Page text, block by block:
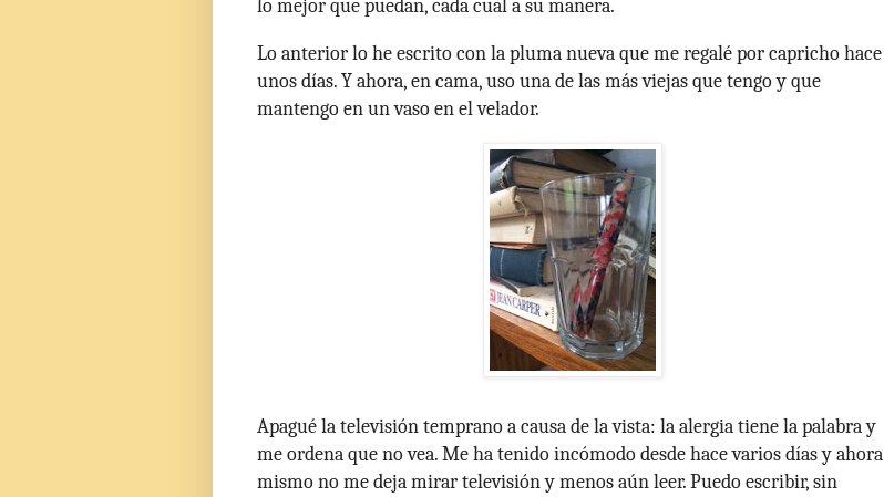
lo mejor que puedan, cada cual a su manera.
Lo anterior lo he escrito con la pluma nueva que me regalé por capricho hace
unos días. Y ahora, en cama, uso una de las más viejas que tengo y que
mantengo en un vaso en el velador.
Apagué la televisión temprano a causa de la vista: la alergia tiene la palabra y
me ordena que no vea. Me ha tenido incómodo desde hace varios días y ahora
mismo no me deja mirar televisión y menos aún leer. Puedo escribir, sin